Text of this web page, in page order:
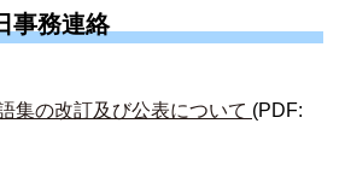
事務連絡
集の改訂及び公表について (PDF: